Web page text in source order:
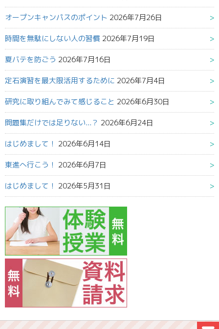
オープンキャンパスのポイント 2026年7月26日
時間を無駄にしない人の習慣 2026年7月19日
夏バテを防ごう 2026年7月16日
定石演習を最大限活用するために 2026年7月4日
研究に取り組んでみて感じること 2026年6月30日
問題集だけでは足りない...？ 2026年6月24日
はじめまして！ 2026年6月14日
東進へ行こう！ 2026年6月7日
はじめまして！ 2026年5月31日